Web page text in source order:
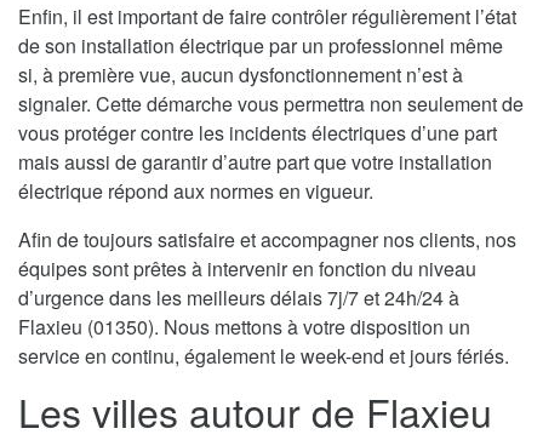
Enfin, il est important de faire contrôler régulièrement l’état
de son installation électrique par un professionnel même
si, à première vue, aucun dysfonctionnement n’est à
signaler. Cette démarche vous permettra non seulement de
vous protéger contre les incidents électriques d’une part
mais aussi de garantir d’autre part que votre installation
électrique répond aux normes en vigueur.
Afin de toujours satisfaire et accompagner nos clients, nos
équipes sont prêtes à intervenir en fonction du niveau
d’urgence dans les meilleurs délais 7j/7 et 24h/24 à
Flaxieu (01350). Nous mettons à votre disposition un
service en continu, également le week-end et jours fériés.
Les villes autour de Flaxieu